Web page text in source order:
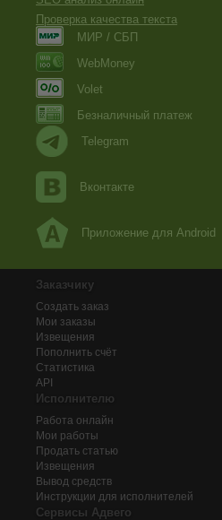
Проверка качества текста
МИР / СБП
WebMoney
Volet
Безналичный платеж
Telegram
Вконтакте
Приложение для Android
Заказчику
Создать заказ
Мои заказы
Извещения
Пополнить счёт
Статистика
API
Исполнителю
Работа онлайн
Мои работы
Продать статью
Извещения
Вывод средств
Инструкции для исполнителей
Сервисы Адвего